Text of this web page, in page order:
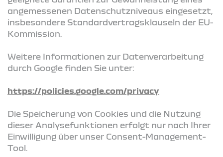
angemessenen Datenschutzniveaus eingesetzt,
insbesondere Standardvertragsklauseln der EU-
Kommission.
Weitere Informationen zur Datenverarbeitung
durch Google finden Sie unter:
https://policies.google.com/privacy
Die Speicherung von Cookies und die Nutzung
dieser Analysefunktionen erfolgt nur nach Ihrer
Einwilligung über unser Consent-Management-
Tool.